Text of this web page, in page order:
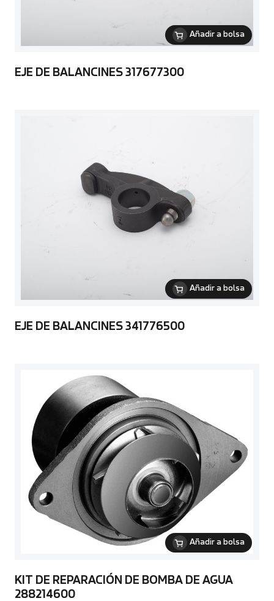
Añadir a bolsa
EJE DE BALANCINES 317677300
Añadir a bolsa
EJE DE BALANCINES 341776500
Añadir a bolsa
KIT DE REPARACIÓN DE BOMBA DE AGUA
288214600